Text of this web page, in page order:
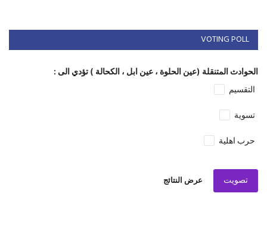
VOTING POLL
الحوادث المتنقلة (عين الحلوة ، عين ابل ، الكحالة ) تؤدي الى :
التقسيم
تسوية
حرب اهلية
تصويت عرض النتائج